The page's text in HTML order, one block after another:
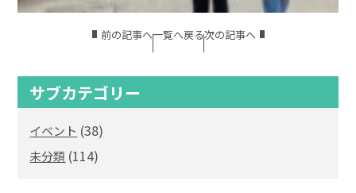
前の記事へ一覧へ戻る次の記事へ
サブカテゴリー
イベント (38)
未分類 (114)